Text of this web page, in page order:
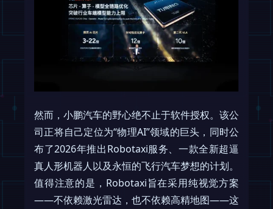
然而，小鹏汽车的野心绝不止于软件授权。该公
司正将自己定位为“物理AI”领域的巨头，同时公
布了2026年推出Robotaxi服务、一款全新超逼
真人形机器人以及永恒的飞行汽车梦想的计划。
值得注意的是，Robotaxi旨在采用纯视觉方案
——不依赖激光雷达，也不依赖高精地图——这